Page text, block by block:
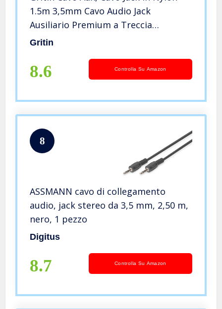
1.5m 3,5mm Cavo Audio Jack
Ausiliario Premium a Treccia
Intrecciata per Cuffie, iPod, iPhones,
e altro (Argento)
Gritin
8.6 Controlla Su Amazon
8
ASSMANN cavo di collegamento
audio, jack stereo da 3,5 mm, 2,50 m,
nero, 1 pezzo
Digitus
8.7 Controlla Su Amazon